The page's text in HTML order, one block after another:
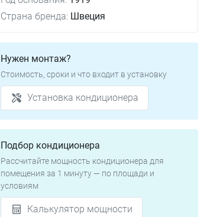
Страна бренда: Швеция
Нужен монтаж?
Стоимость, сроки и что входит в установку
Установка кондиционера
Подбор кондиционера
Рассчитайте мощность кондиционера для
помещения за 1 минуту — по площади и
условиям
Калькулятор мощности